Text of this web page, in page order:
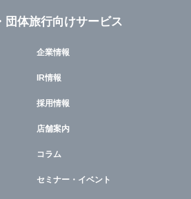
団体旅行向けサービス
企業情報
IR情報
採用情報
店舗案内
コラム
セミナー・イベント